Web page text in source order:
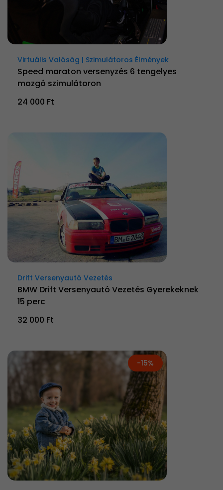
Virtuális Valóság | Szimulátoros Élmények
Speed maraton versenyzés 6 tengelyes
mozgó szimulátoron
24 000 Ft
Drift Versenyautó Vezetés
BMW Drift Versenyautó Vezetés Gyerekeknek
15 perc
32 000 Ft
-15%